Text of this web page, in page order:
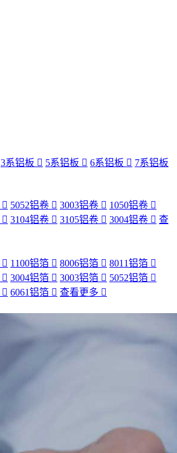
3系铝板 5系铝板 6系铝板 7系铝板
5052铝卷 3003铝卷
1050铝卷
3104铝卷 3105铝卷 3004铝卷
查
1100铝箔 8006铝箔
8011铝箔
3004铝箔 3003铝箔
5052铝箔
6061铝箔 查看更多